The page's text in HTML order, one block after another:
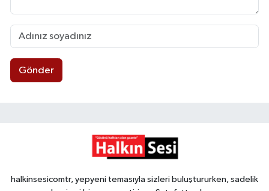
Gönder
halkinsesicomtr, yepyeni temasıyla sizleri buluştururken, sadelik